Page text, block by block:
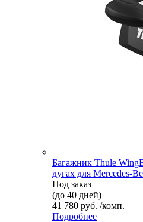
Багажник Thule
дугах для Mercedes-
Под заказ
(до 40 дней)
41 780 руб. /комп.
Подробнее